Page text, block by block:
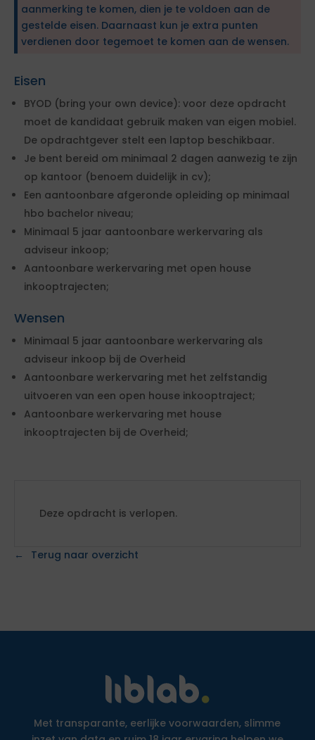
aanmerking te komen, dien je te voldoen aan de
gestelde eisen. Daarnaast kun je extra punten
verdienen door tegemoet te komen aan de wensen.
Eisen
BYOD (bring your own device): voor deze opdracht
moet de kandidaat gebruik maken van eigen mobiel.
De opdrachtgever stelt een laptop beschikbaar.
Je bent bereid om minimaal 2 dagen aanwezig te zijn
op kantoor (benoem duidelijk in cv);
Een aantoonbare afgeronde opleiding op minimaal
hbo bachelor niveau;
Minimaal 5 jaar aantoonbare werkervaring als
adviseur inkoop;
Aantoonbare werkervaring met open house
inkooptrajecten;
Wensen
Minimaal 5 jaar aantoonbare werkervaring als
adviseur inkoop bij de Overheid
Aantoonbare werkervaring met het zelfstandig
uitvoeren van een open house inkooptraject;
Aantoonbare werkervaring met house
inkooptrajecten bij de Overheid;
Deze opdracht is verlopen.
Terug naar overzicht
Met transparante, eerlijke voorwaarden, slimme